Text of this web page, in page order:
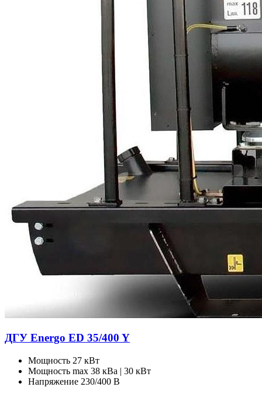
ДГУ Energo ED 35/400 Y
Мощность 27 кВт
Мощность max 38 кВа | 30 кВт
Напряжение 230/400 В